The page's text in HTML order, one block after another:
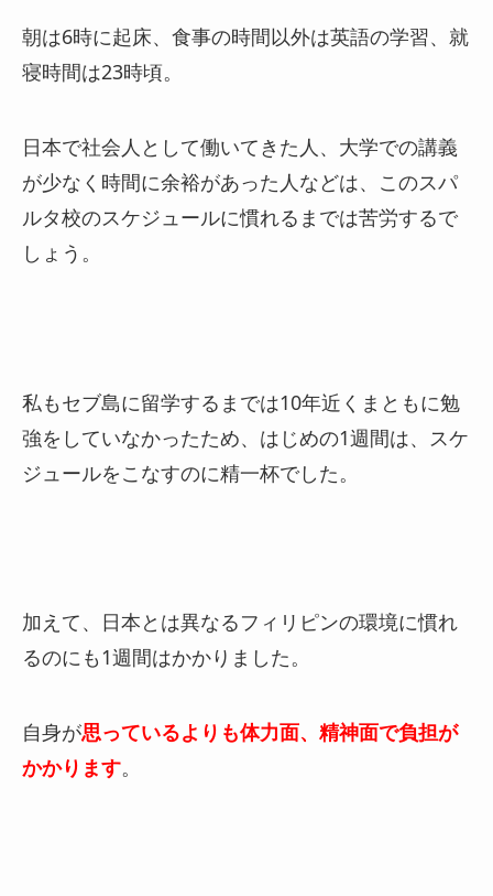
朝は6時に起床、食事の時間以外は英語の学習、就
寝時間は23時頃。
日本で社会人として働いてきた人、大学での講義
が少なく時間に余裕があった人などは、このスパ
ルタ校のスケジュールに慣れるまでは苦労するで
しょう。
私もセブ島に留学するまでは10年近くまともに勉
強をしていなかったため、はじめの1週間は、スケ
ジュールをこなすのに精一杯でした。
加えて、日本とは異なるフィリピンの環境に慣れ
るのにも1週間はかかりました。
自身が思っているよりも体力面、精神面で負担が
かかります。